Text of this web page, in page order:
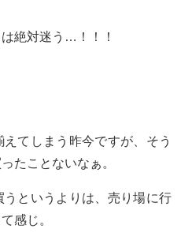
絶対迷う…！！！
てしまう昨今ですが、そう
たことないなぁ。
というよりは、売り場に行
感じ。